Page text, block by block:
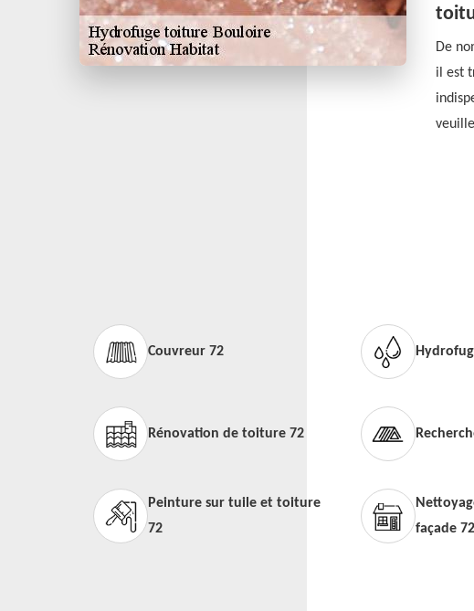
De
il est
Couvreur 72
Rénovation de toiture 72
Peinture sur tuile et toiture
72
façade 72